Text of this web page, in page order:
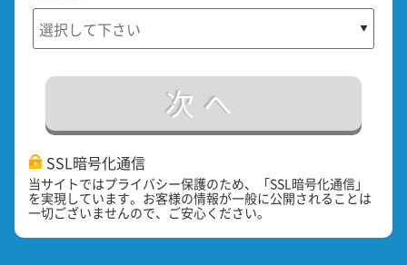
次へ
SSL暗号化通信
当サイトではプライバシー保護のため、「SSL暗号化通信」
を実現しています。お客様の情報が一般に公開されることは
一切ございませんので、ご安心ください。